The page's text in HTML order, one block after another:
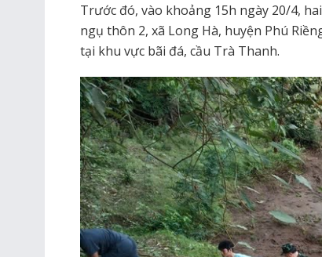
Trước đó, vào khoảng 15h ngày 20/4,
ngụ thôn 2, xã Long Hà, huyện Phú
tại khu vực bãi đá, cầu Trà Thanh.